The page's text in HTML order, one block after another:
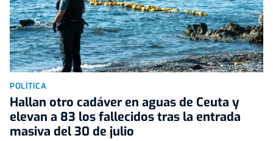
POLÍTICA
Hallan otro cadáver en aguas de Ceuta y
elevan a 83 los fallecidos tras la entrada
masiva del 30 de julio